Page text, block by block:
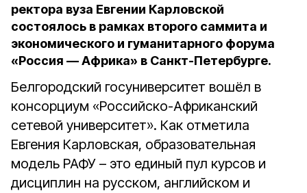
ректора вуза Евгении Карловской
состоялось в рамках второго саммита и
экономического и гуманитарного форума
«Россия — Африка» в Санкт-Петербурге.
Белгородский госуниверситет вошёл в
консорциум «Российско-Африканский
сетевой университет». Как отметила
Евгения Карловская, образовательная
модель РАФУ – это единый пул курсов и
дисциплин на русском, английском и